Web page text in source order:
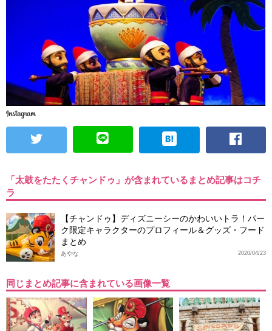
「太鼓をたたくチャンドゥ」が含まれているまとめ記事はコチ
ラ
【チャンドゥ】ディズニーシーのかわいいトラ！パー
ク限定キャラクターのプロフィール＆グッズ・フード
まとめ
2020/04/23
あやな
同じまとめ記事に含まれている画像一覧